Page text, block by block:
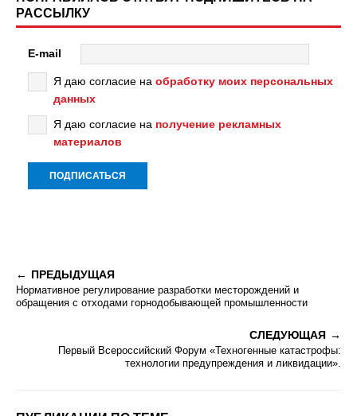
РАССЫЛКУ
E-mail
Я даю согласие на обработку моих персональных
данных
Я даю согласие на получение рекламных
материалов
ПРЕДЫДУЩАЯ
Нормативное регулирование разработки месторождений и
обращения с отходами горнодобывающей промышленности
СЛЕДУЮЩАЯ
Первый Всероссийский Форум «Техногенные катастрофы:
технологии предупреждения и ликвидации».